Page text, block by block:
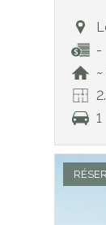
-
1